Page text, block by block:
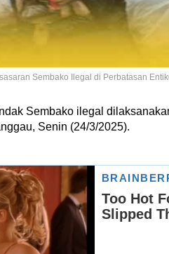
Sembako Ilegal di Perbatasan
Sembako ilegal
Senin (24/3/2025).